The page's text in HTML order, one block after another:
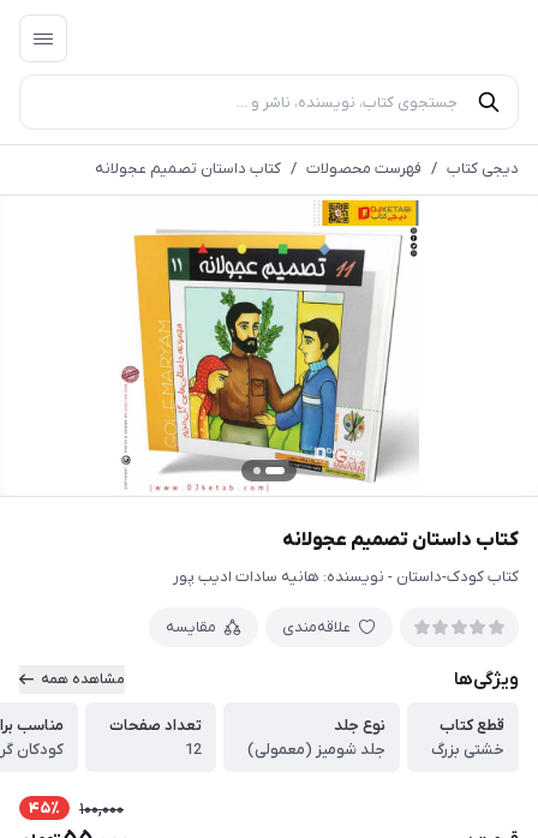
دیجی کتاب / فهرست محصولات / کتاب داستان تصمیم عجولانه
کتاب داستان تصمیم عجولانه
کتاب کودک-داستان - نویسنده: هانیه سادات ادیب پور
علاقه‌مندی مقایسه
ویژگی‌ها مشاهده همه
قطع کتاب
خشتی بزرگ
نوع جلد
جلد شومیز (معمولی)
تعداد صفحات
12
مناسب
کودکان
100,000 45٪